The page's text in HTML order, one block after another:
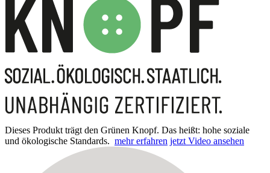
Dieses Produkt trägt den Grünen Knopf. Das heißt: hohe soziale
und ökologische Standards. mehr erfahren jetzt Video ansehen